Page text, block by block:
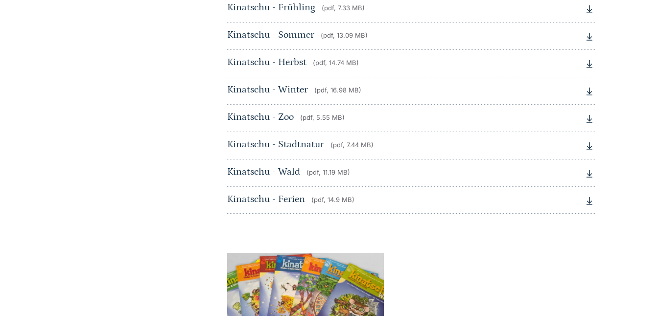
Kinatschu - Frühling (pdf, 7.33 MB)
Kinatschu - Sommer (pdf, 13.09 MB)
Kinatschu - Herbst (pdf, 14.74 MB)
Kinatschu - Winter (pdf, 16.98 MB)
Kinatschu - Zoo (pdf, 5.55 MB)
Kinatschu - Stadtnatur (pdf, 7.44 MB)
Kinatschu - Wald (pdf, 11.19 MB)
Kinatschu - Ferien (pdf, 14.9 MB)